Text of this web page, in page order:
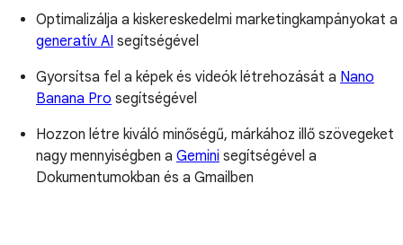
Optimalizálja a kiskereskedelmi marketingkampányokat a
generatív AI segítségével
Gyorsítsa fel a képek és videók létrehozását a Nano
Banana Pro segítségével
Hozzon létre kiváló minőségű, márkához illő szövegeket
nagy mennyiségben a Gemini segítségével a
Dokumentumokban és a Gmailben